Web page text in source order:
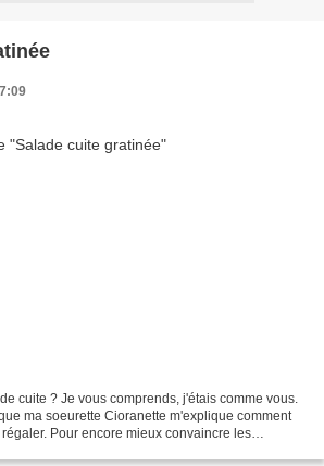
cuite ? Je vous comprends, j'étais comme vous.
ma soeurette Cioranette m'explique comment
Pour encore mieux convaincre les